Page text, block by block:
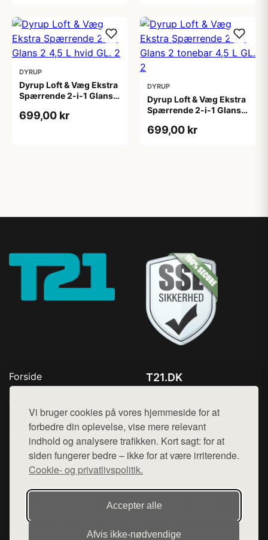
Vi bruger cookies på vores hjemmeside for at
forbedre din oplevelse, vise mere relevant
indhold og analysere trafikken. Kort sagt: for at
siden fungerer bedre – ikke for at være irriterende.
Cookie- og privatlivspolitik.
Accepter alle
Afvis ikke‑nødvendige
DYRUP
Dyrup Loft & Væg Ekstra
Spærrende 2-i-1 Glans 2
699,00 kr
DYRUP
Dyrup Loft & Væg Ekstra
Spærrende 2-i-1 Glans 2
699,00 kr
Forside
Produkter
Top Rabatter
Jotun maling
Kontakt
T21.DK
Mail:hej@want.dk
Cookie- og privatlivspolitik
Denne side er en del af want.dk, der udgiver en række
hjemmesider med præsentation af forskellige produkter fra
diverse webshops. Der sælges ikke varer fra denne side - vi